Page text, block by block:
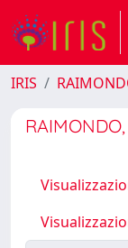
IRIS